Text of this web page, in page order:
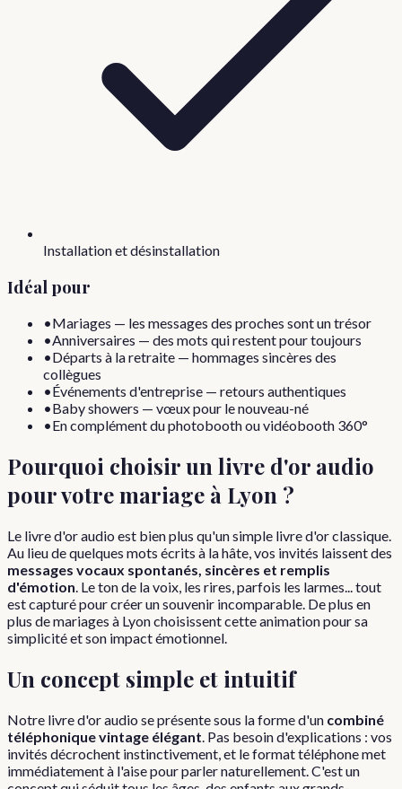
Installation et désinstallation
Idéal pour
•Mariages — les messages des proches sont un trésor
•Anniversaires — des mots qui restent pour toujours
•Départs à la retraite — hommages sincères des
collègues
•Événements d'entreprise — retours authentiques
•Baby showers — vœux pour le nouveau-né
•En complément du photobooth ou vidéobooth 360°
Pourquoi choisir un livre d'or audio
pour votre mariage à Lyon ?
Le livre d'or audio est bien plus qu'un simple livre d'or classique.
Au lieu de quelques mots écrits à la hâte, vos invités laissent des
messages vocaux spontanés, sincères et remplis
d'émotion. Le ton de la voix, les rires, parfois les larmes... tout
est capturé pour créer un souvenir incomparable. De plus en
plus de mariages à Lyon choisissent cette animation pour sa
simplicité et son impact émotionnel.
Un concept simple et intuitif
Notre livre d'or audio se présente sous la forme d'un combiné
téléphonique vintage élégant. Pas besoin d'explications : vos
invités décrochent instinctivement, et le format téléphone met
immédiatement à l'aise pour parler naturellement. C'est un